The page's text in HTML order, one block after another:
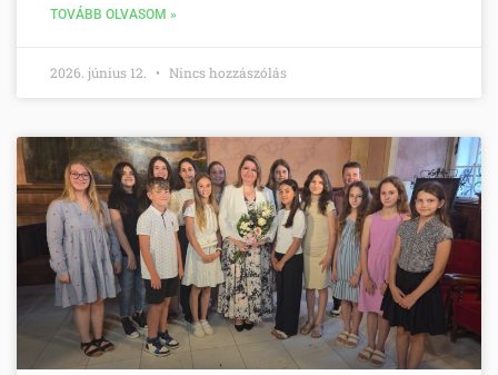
TOVÁBB OLVASOM »
2026. június 12. Nincs hozzászólás